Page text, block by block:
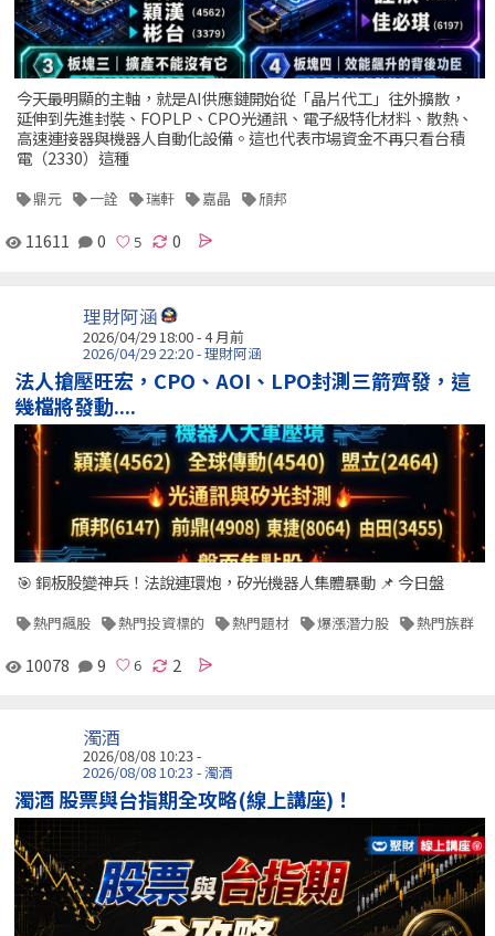
今天最明顯的主軸，就是AI供應鏈開始從「晶片代工」往外擴散，
延伸到先進封裝、FOPLP、CPO光通訊、電子級特化材料、散熱、
高速連接器與機器人自動化設備。這也代表市場資金不再只看台積
電（2330）這種
鼎元 一詮 瑞軒 嘉晶 頎邦
11611 0 0
理財阿涵
2026/04/29 18:00 - 4 月前
2026/04/29 22:20 - 理財阿涵
法人搶壓旺宏，CPO、AOI、LPO封測三箭齊發，這
幾檔將發動....
🎯 銅板股變神兵！法說連環炮，矽光機器人集體暴動 📌 今日盤
熱門飆股 熱門投資標的 熱門題材 爆漲潛力股 熱門族群
10078 9 2
濁酒
2026/08/08 10:23 -
2026/08/08 10:23 - 濁酒
濁酒 股票與台指期全攻略(線上講座)！